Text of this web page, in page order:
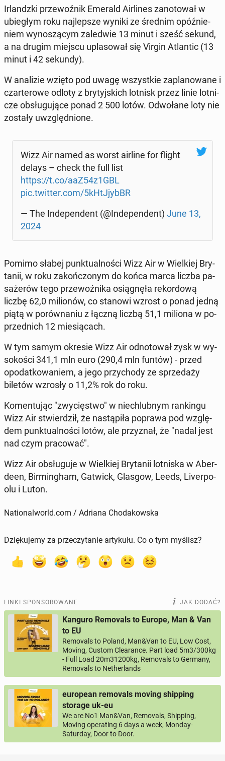
Ir­landz­ki prze­woź­nik Emerald Air­li­nes za­no­to­wał w
ubie­głym roku naj­lep­sze wyniki ze średnim opóź­nie­
niem wy­no­szą­cym za­le­d­wie 13 minut i sześć sekund,
a na drugim miejscu upla­so­wał się Virgin Atlan­tic (13
minut i 42 sekundy).
W ana­li­zie wzięto pod uwagę wszyst­kie za­pla­no­wa­ne i
czar­te­ro­we odloty z bry­tyj­skich lotnisk przez linie lot­ni­
cze ob­słu­gu­ją­ce ponad 2 500 lotów. Od­wo­ła­ne loty nie
zostały uwzględ­nio­ne.
Wizz Air named as worst airline for flight
delays – check the full list
https://t.co/aaZ54z1GBL
pic.twitter.com/5kHtJ­jybBR
— The In­de­pen­dent (@In­de­pen­dent) June 13,
2024
Pomimo słabej punk­tu­al­no­ści Wizz Air w Wiel­kiej Bry­
ta­nii, w roku za­koń­czo­nym do końca marca liczba pa­
sa­że­rów tego prze­woź­ni­ka osią­gnę­ła re­kor­do­wą
liczbę 62,0 mi­lio­nów, co stanowi wzrost o ponad jedną
piątą w po­rów­na­niu z łączną liczbą 51,1 miliona w po­
przed­nich 12 mie­sią­cach.
W tym samym okresie Wizz Air od­no­to­wał zysk w wy­
so­ko­ści 341,1 mln euro (290,4 mln funtów) - przed
opo­dat­ko­wa­niem, a jego przy­cho­dy ze sprze­da­ży
biletów wzrosły o 11,2% rok do roku.
Ko­men­tu­jąc "zwy­cię­stwo" w nie­chlub­nym ran­kin­gu
Wizz Air stwier­dził, że na­stą­pi­ła poprawa pod wzglę­
dem punk­tu­al­no­ści lotów, ale przy­znał, że "nadal jest
nad czym pra­co­wać".
Wizz Air ob­słu­gu­je w Wiel­kiej Bry­ta­nii lot­ni­ska w Aber­
de­en, Bir­ming­ham, Gatwick, Glasgow, Leeds, Li­ver­po­
olu i Luton.
Nationalworld.com / Adriana Chodakowska
Dziękujemy za przeczytanie artykułu. Co o tym myślisz?
LINKI SPONSOROWANE JAK DODAĆ?
Kanguro Removals to Europe, Man & Van
to EU
Removals to Poland, Man&Van to EU, Low Cost,
Moving, Custom Clearance. Part load 5m3/300kg
- Full Load 20m31200kg, Removals to Germany,
Removals to Netherlands
european removals moving shipping
storage uk-eu
We are No1 Man&Van, Removals, Shipping,
Moving operating 6 days a week, Monday-
Saturday, Door to Door.